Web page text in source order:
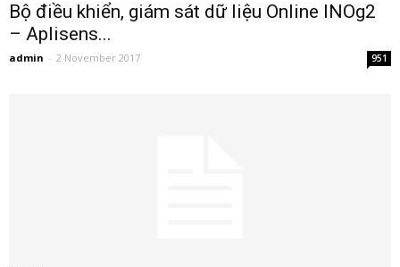
Bộ điều khiển, giám sát dữ liệu Online INOg2
– Aplisens...
admin - 2 November 2017 951